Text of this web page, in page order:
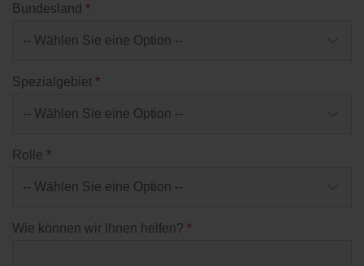
Bundesland *
Spezialgebiet *
Rolle *
Wie können wir Ihnen helfen? *